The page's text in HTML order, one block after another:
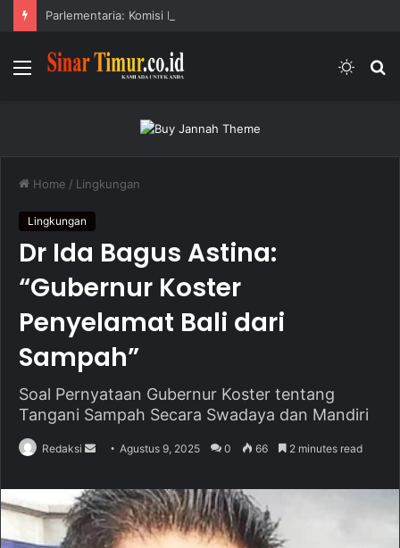
Menu
Switch
Home / Lingkungan
Lingkungan
Dr Ida Bagus Astina:
“Gubernur Koster
Penyelamat Bali dari
Sampah”
Soal Pernyataan Gubernur Koster tentang
Tangani Sampah Secara Swadaya dan Mandiri
Redaksi
n
d
a
Agustus 9, 2025 0 66 2 minutes read